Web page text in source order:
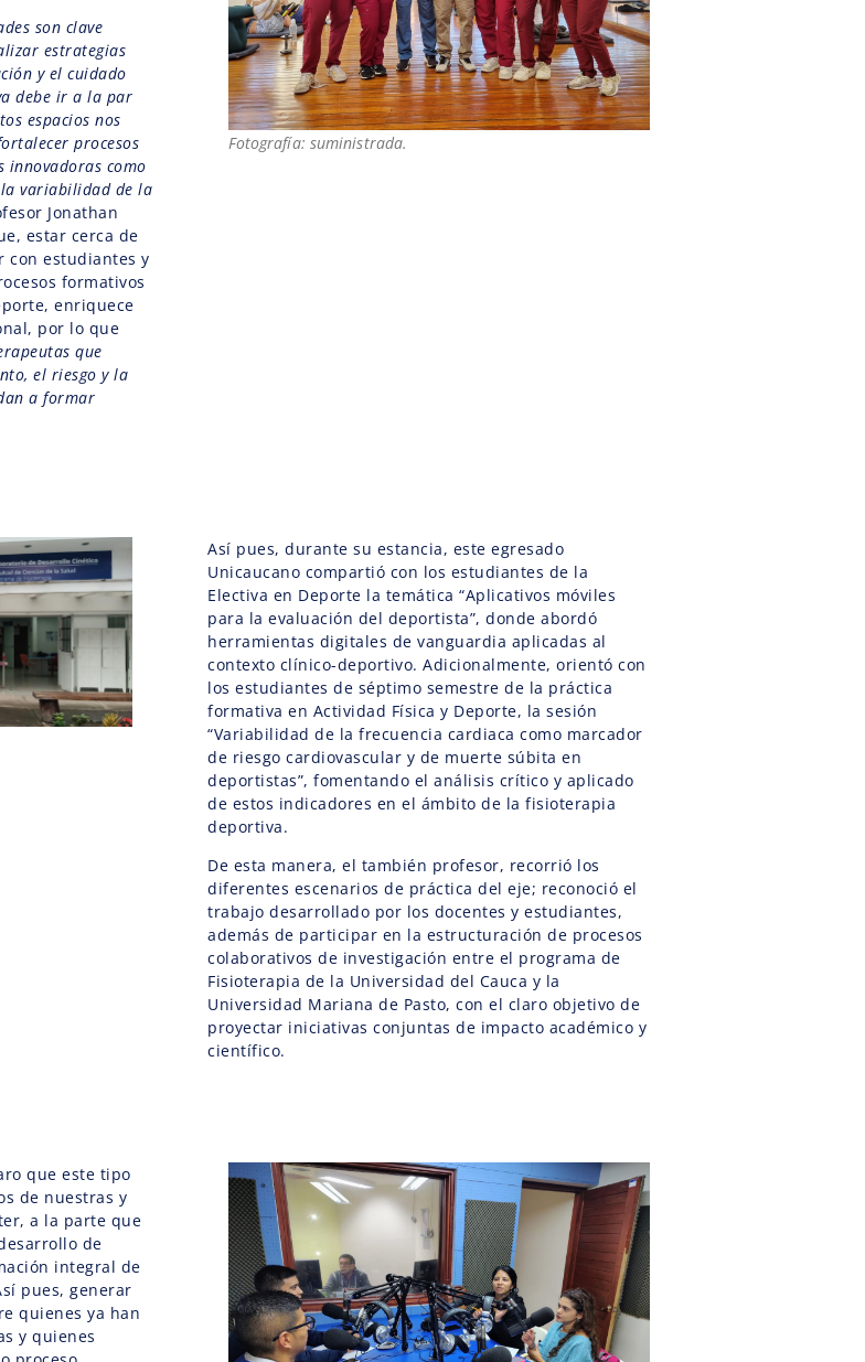
son clave
estrategias
y el cuidado
debe ir a la par
espacios nos
procesos
innovadoras como
variabilidad de la
Jonathan
estar cerca de
con estudiantes y
formativos
enriquece
por lo que
que
el riesgo y la
a formar
Fotografía: suministrada.
Así pues, durante su estancia, este egresado
Unicaucano compartió con los estudiantes de la
Electiva en Deporte la temática “Aplicativos móviles
para la evaluación del deportista”, donde abordó
herramientas digitales de vanguardia aplicadas al
contexto clínico-deportivo. Adicionalmente, orientó con
los estudiantes de séptimo semestre de la práctica
formativa en Actividad Física y Deporte, la sesión
“Variabilidad de la frecuencia cardiaca como marcador
de riesgo cardiovascular y de muerte súbita en
deportistas”, fomentando el análisis crítico y aplicado
de estos indicadores en el ámbito de la fisioterapia
deportiva.
De esta manera, el también profesor, recorrió los
diferentes escenarios de práctica del eje; reconoció el
trabajo desarrollado por los docentes y estudiantes,
además de participar en la estructuración de procesos
colaborativos de investigación entre el programa de
Fisioterapia de la Universidad del Cauca y la
Universidad Mariana de Pasto, con el claro objetivo de
proyectar iniciativas conjuntas de impacto académico y
científico.
que este tipo
de nuestras y
a la parte que
de
integral de
pues, generar
quienes ya han
y quienes